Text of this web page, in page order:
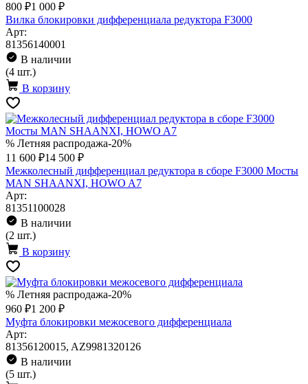
800 ₽1 000 ₽
Вилка блокировки дифференциала редуктора F3000
Арт:
81356140001
В наличии
(4 шт.)
В корзину
% Летняя распродажа-20%
11 600 ₽14 500 ₽
Межколесный дифференциал редуктора в сборе F3000 Мосты
MAN SHAANXI, HOWO A7
Арт:
81351100028
В наличии
(2 шт.)
В корзину
% Летняя распродажа-20%
960 ₽1 200 ₽
Муфта блокировки межосевого дифференциала
Арт:
81356120015, AZ9981320126
В наличии
(5 шт.)